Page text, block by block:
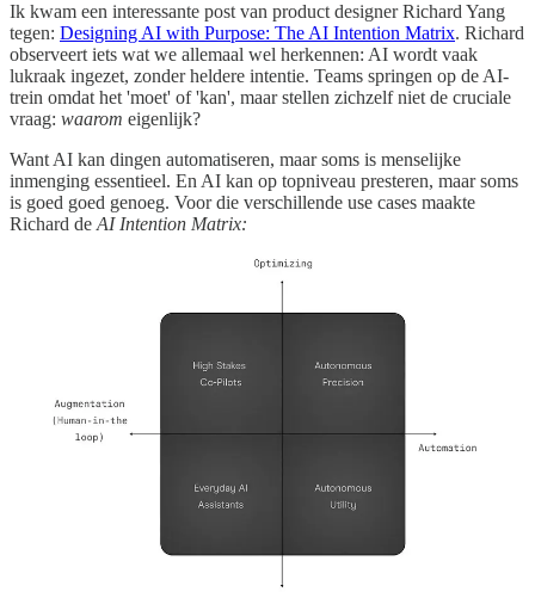
Ik kwam een interessante post van product designer Richard Yang
tegen: Designing AI with Purpose: The AI Intention Matrix. Richard
observeert iets wat we allemaal wel herkennen: AI wordt vaak
lukraak ingezet, zonder heldere intentie. Teams springen op de AI-
trein omdat het 'moet' of 'kan', maar stellen zichzelf niet de cruciale
vraag: waarom eigenlijk?
Want AI kan dingen automatiseren, maar soms is menselijke
inmenging essentieel. En AI kan op topniveau presteren, maar soms
is goed goed genoeg. Voor die verschillende use cases maakte
Richard de AI Intention Matrix: